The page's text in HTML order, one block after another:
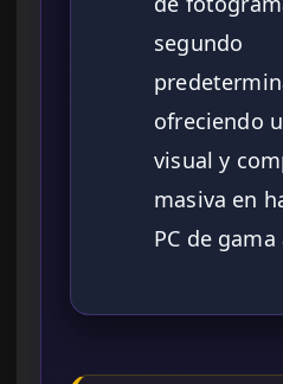
segundo
ofreciendo
visual y
masiva en
PC de